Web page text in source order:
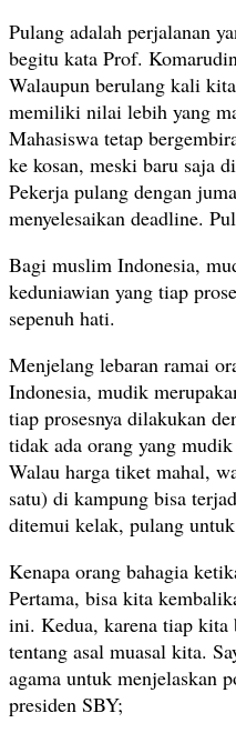
Pulang adalah perjalanan
begitu kata Prof.
Walaupun berulang kali
memiliki nilai lebih yang
Mahasiswa tetap
ke kosan, meski baru saja
Pekerja pulang dengan
menyelesaikan deadline.
Bagi muslim Indonesia,
keduniawian yang tiap
sepenuh hati.
Menjelang lebaran ramai
Indonesia, mudik
tiap prosesnya dilakukan
tidak ada orang yang
Walau harga tiket mahal,
satu) di kampung bisa
ditemui kelak, pulang
Kenapa orang bahagia
Pertama, bisa kita
ini. Kedua, karena tiap kita
tentang asal muasal kita.
agama untuk menjelaskan
presiden SBY;